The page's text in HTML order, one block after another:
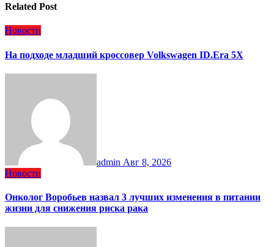
Related Post
Новости
На подходе младший кроссовер Volkswagen ID.Era 5X
admin Авг 8, 2026
Новости
Онколог Воробьев назвал 3 лучших изменения в питании
жизни для снижения риска рака